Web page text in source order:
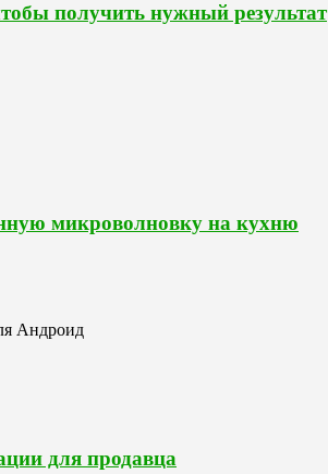
получить нужный результат
микроволновку на кухню
Андроид
для продавца